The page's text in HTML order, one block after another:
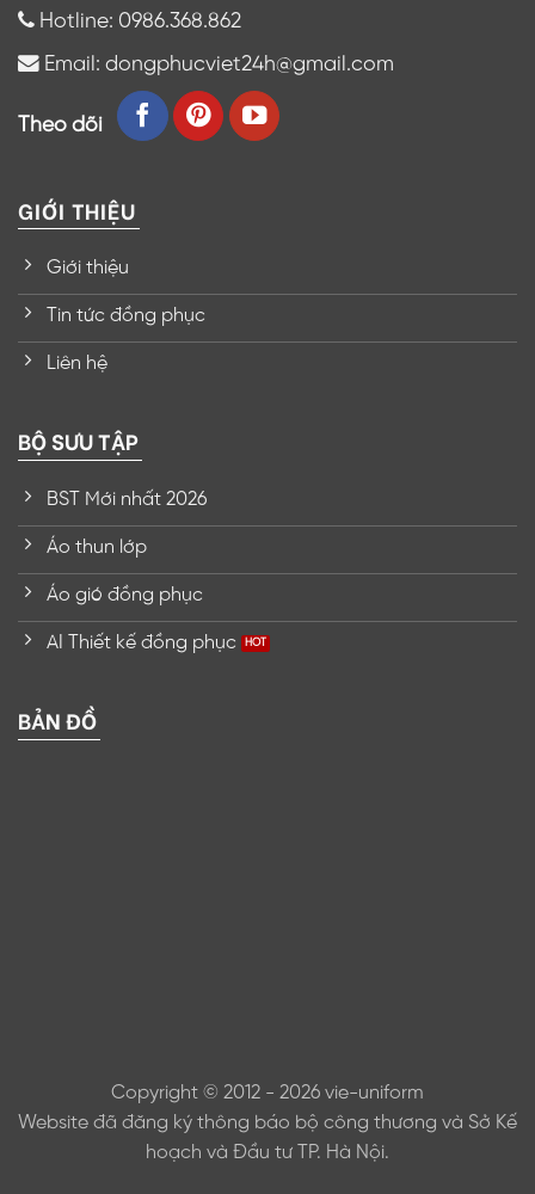
Hotline: 0986.368.862
Email: dongphucviet24h@gmail.com
Theo dõi
GIỚI THIỆU
Giới thiệu
Tin tức đồng phục
Liên hệ
BỘ SƯU TẬP
BST Mới nhất 2026
Áo thun lớp
Áo gió đồng phục
AI Thiết kế đồng phục
BẢN ĐỒ
Copyright © 2012 - 2026 vie-uniform
Website đã đăng ký thông báo bộ công thương và Sở Kế
hoạch và Đầu tư TP. Hà Nội.